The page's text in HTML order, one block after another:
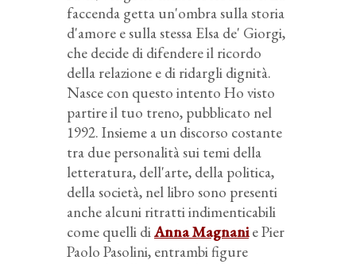
faccenda getta un'ombra sulla storia
d'amore e sulla stessa Elsa de' Giorgi,
che decide di difendere il ricordo
della relazione e di ridargli dignità.
Nasce con questo intento Ho visto
partire il tuo treno, pubblicato nel
1992. Insieme a un discorso costante
tra due personalità sui temi della
letteratura, dell'arte, della politica,
della società, nel libro sono presenti
anche alcuni ritratti indimenticabili
come quelli diAnna Magnanie Pier
Paolo Pasolini, entrambi figure